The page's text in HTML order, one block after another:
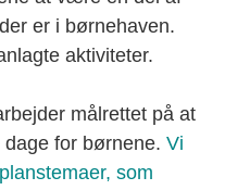
er i børnehaven.
aktiviteter.
målrettet på at
for børnene. Vi
som